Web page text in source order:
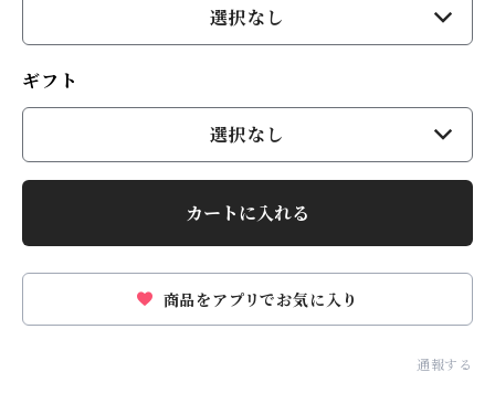
選択なし
ギフト
選択なし
カートに入れる
商品をアプリでお気に入り
通報する